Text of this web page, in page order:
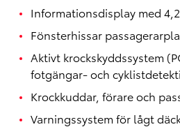
Informationsdisplay med
Fönsterhissar
Aktivt krockskyddssystem
fotgängar- och
Krockkuddar, förare och
Varningssystem för lågt